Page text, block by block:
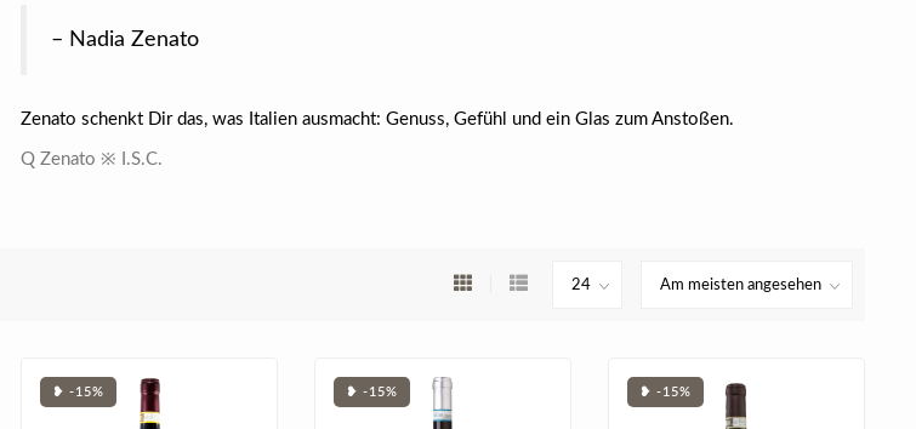
– Nadia Zenato
Zenato schenkt Dir das, was Italien ausmacht: Genuss, Gefühl und ein Glas zum Anstoßen.
Q Zenato ※ I.S.C.
❥ -15% ❥ -15% ❥ -15%